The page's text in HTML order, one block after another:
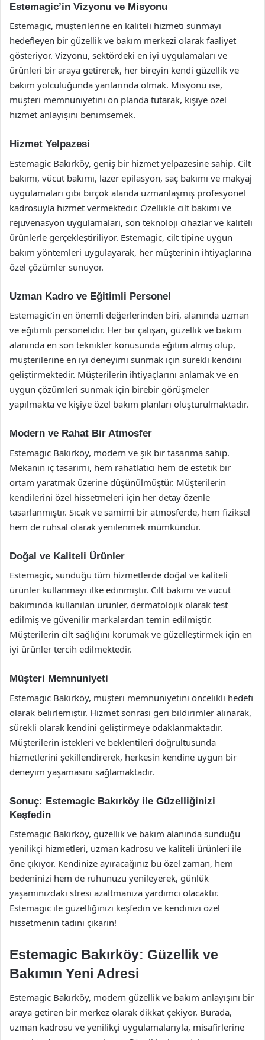
Estemagic’in Vizyonu ve Misyonu
Estemagic, müşterilerine en kaliteli hizmeti sunmayı
hedefleyen bir güzellik ve bakım merkezi olarak faaliyet
gösteriyor. Vizyonu, sektördeki en iyi uygulamaları ve
ürünleri bir araya getirerek, her bireyin kendi güzellik ve
bakım yolculuğunda yanlarında olmak. Misyonu ise,
müşteri memnuniyetini ön planda tutarak, kişiye özel
hizmet anlayışını benimsemek.
Hizmet Yelpazesi
Estemagic Bakırköy, geniş bir hizmet yelpazesine sahip. Cilt
bakımı, vücut bakımı, lazer epilasyon, saç bakımı ve makyaj
uygulamaları gibi birçok alanda uzmanlaşmış profesyonel
kadrosuyla hizmet vermektedir. Özellikle cilt bakımı ve
rejuvenasyon uygulamaları, son teknoloji cihazlar ve kaliteli
ürünlerle gerçekleştiriliyor. Estemagic, cilt tipine uygun
bakım yöntemleri uygulayarak, her müşterinin ihtiyaçlarına
özel çözümler sunuyor.
Uzman Kadro ve Eğitimli Personel
Estemagic’in en önemli değerlerinden biri, alanında uzman
ve eğitimli personelidir. Her bir çalışan, güzellik ve bakım
alanında en son teknikler konusunda eğitim almış olup,
müşterilerine en iyi deneyimi sunmak için sürekli kendini
geliştirmektedir. Müşterilerin ihtiyaçlarını anlamak ve en
uygun çözümleri sunmak için birebir görüşmeler
yapılmakta ve kişiye özel bakım planları oluşturulmaktadır.
Modern ve Rahat Bir Atmosfer
Estemagic Bakırköy, modern ve şık bir tasarıma sahip.
Mekanın iç tasarımı, hem rahatlatıcı hem de estetik bir
ortam yaratmak üzerine düşünülmüştür. Müşterilerin
kendilerini özel hissetmeleri için her detay özenle
tasarlanmıştır. Sıcak ve samimi bir atmosferde, hem fiziksel
hem de ruhsal olarak yenilenmek mümkündür.
Doğal ve Kaliteli Ürünler
Estemagic, sunduğu tüm hizmetlerde doğal ve kaliteli
ürünler kullanmayı ilke edinmiştir. Cilt bakımı ve vücut
bakımında kullanılan ürünler, dermatolojik olarak test
edilmiş ve güvenilir markalardan temin edilmiştir.
Müşterilerin cilt sağlığını korumak ve güzelleştirmek için en
iyi ürünler tercih edilmektedir.
Müşteri Memnuniyeti
Estemagic Bakırköy, müşteri memnuniyetini öncelikli hedefi
olarak belirlemiştir. Hizmet sonrası geri bildirimler alınarak,
sürekli olarak kendini geliştirmeye odaklanmaktadır.
Müşterilerin istekleri ve beklentileri doğrultusunda
hizmetlerini şekillendirerek, herkesin kendine uygun bir
deneyim yaşamasını sağlamaktadır.
Sonuç: Estemagic Bakırköy ile Güzelliğinizi
Keşfedin
Estemagic Bakırköy, güzellik ve bakım alanında sunduğu
yenilikçi hizmetleri, uzman kadrosu ve kaliteli ürünleri ile
öne çıkıyor. Kendinize ayıracağınız bu özel zaman, hem
bedeninizi hem de ruhunuzu yenileyerek, günlük
yaşamınızdaki stresi azaltmanıza yardımcı olacaktır.
Estemagic ile güzelliğinizi keşfedin ve kendinizi özel
hissetmenin tadını çıkarın!
Estemagic Bakırköy: Güzellik ve
Bakımın Yeni Adresi
Estemagic Bakırköy, modern güzellik ve bakım anlayışını bir
araya getiren bir merkez olarak dikkat çekiyor. Burada,
uzman kadrosu ve yenilikçi uygulamalarıyla, misafirlerine